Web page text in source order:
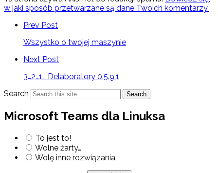
w jaki sposób przetwarzane są dane Twoich komentarzy.
Prev Post
Wszystko o twojej maszynie
Next Post
3…2…1… Delaboratory 0.5.9.1
Search
Search
Microsoft Teams dla Linuksa
To jest to!
Wolne żarty…
Wolę inne rozwiązania